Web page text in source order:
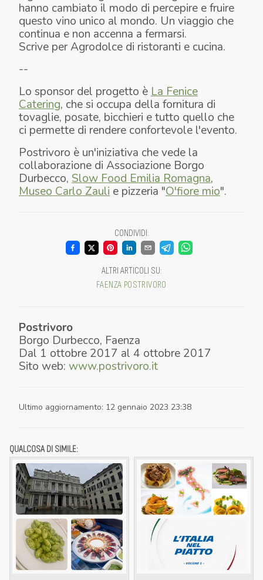
hanno cambiato il modo di percepire e fruire
questo vino unico al mondo. Un viaggio che
continua e non accenna a fermarsi.
Scrive per Agrodolce di ristoranti e cucina.
--
Lo sponsor del progetto è La Fenice
Catering, che si occupa della fornitura di
tovaglie, posate, bicchieri e tutto quello che
ci permette di rendere confortevole l'evento.
Postrivoro è un'iniziativa che vede la
collaborazione di Associazione Borgo
Durbecco, Slow Food Emilia Romagna,
Museo Carlo Zauli e pizzeria "O'fiore mio".
CONDIVIDI:
ALTRI ARTICOLI SU:
FAENZA POSTRIVORO
Postrivoro
Borgo Durbecco, Faenza
Dal 1 ottobre 2017 al 4 ottobre 2017
Sito web: www.postrivoro.it
Ultimo aggiornamento: 12 gennaio 2023 23:38
QUALCOSA DI SIMILE: